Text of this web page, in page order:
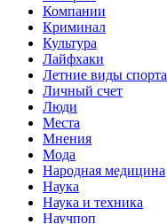
Компании
Криминал
Культура
Лайфхаки
Летние виды спорта
Личный счет
Люди
Места
Мнения
Мода
Народная медицина
Наука
Наука и техника
Научпоп